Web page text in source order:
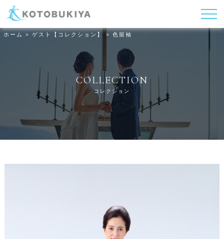
ホーム > ゲスト【コレクション】 > 色留袖
COLLECTION
コレクション